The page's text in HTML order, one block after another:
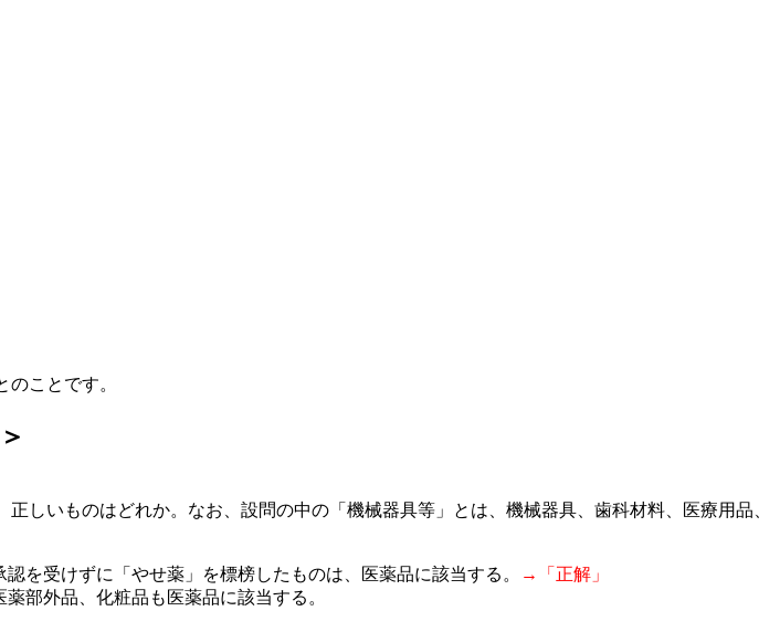
のことです。
しいものはどれか。なお、設問の中の「機械器具等」とは、機械器具、歯科材料、医療用品、
を受けずに「やせ薬」を標榜したものは、医薬品に該当する。
→「正解」
部外品、化粧品も医薬品に該当する。